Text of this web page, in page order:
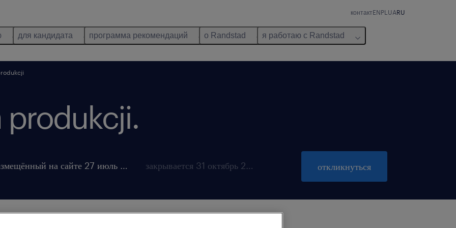
контактENPL UARU
для кандидата программа рекомендаций о Randstad я работаю с Randstad
размещённый на сайте 27 июль 2026 закрывается 31 октябрь 2026 откликнуться